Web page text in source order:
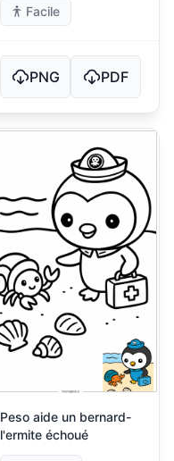
Facile
PNG PDF
Peso aide un bernard-
l'ermite échoué